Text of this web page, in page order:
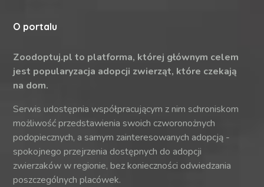
O portalu
Zoodoptuj.pl to platforma, której głównym celem
jest popularyzacja adopcji zwierząt, które czekają
na dom.
Serwis udostępnia współpracującym z nim schroniskom
możliwość przedstawienia swoich czworonożnych
podopiecznych, a samym zainteresowanych adopcją -
spokojnego przejrzenia dostępnych do adopcji
zwierzaków w regionie, bez konieczności odwiedzania
poszczególnych placówek.